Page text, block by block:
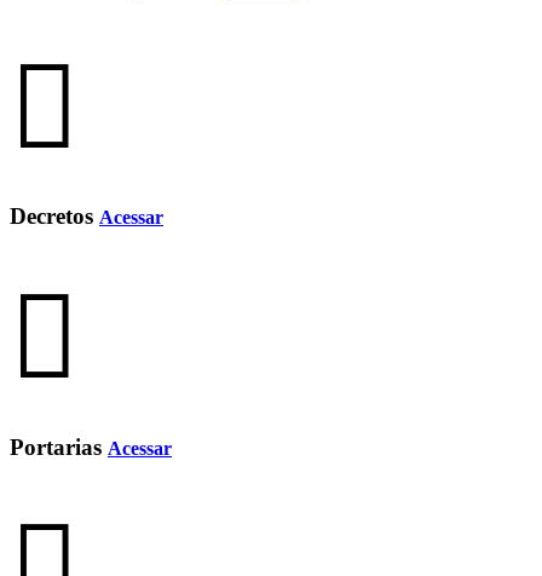
Decretos Acessar
Portarias Acessar